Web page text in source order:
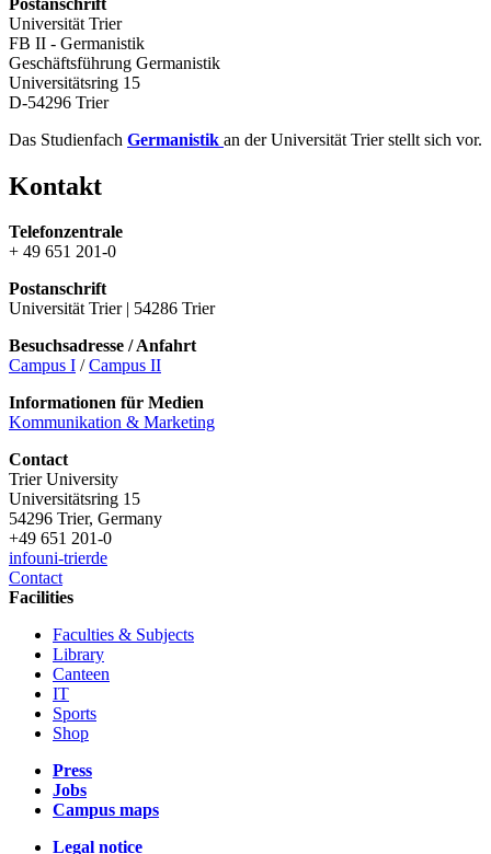
Universität Trier
FB II - Germanistik
Geschäftsführung Germanistik
Universitätsring 15
D-54296 Trier
Das Studienfach Germanistik an der Universität Trier stellt sich vor.
Kontakt
Telefonzentrale
+ 49 651 201-0
Postanschrift
Universität Trier | 54286 Trier
Besuchsadresse / Anfahrt
Campus I /Campus II
Informationen für Medien
Kommunikation & Marketing
Contact
Trier University
Universitätsring 15
54296 Trier, Germany
+49 651 201-0
infouni-trierde
Contact
Facilities
Faculties & Subjects
Library
Canteen
IT
Sports
Shop
Press
Jobs
Campus maps
Legal notice